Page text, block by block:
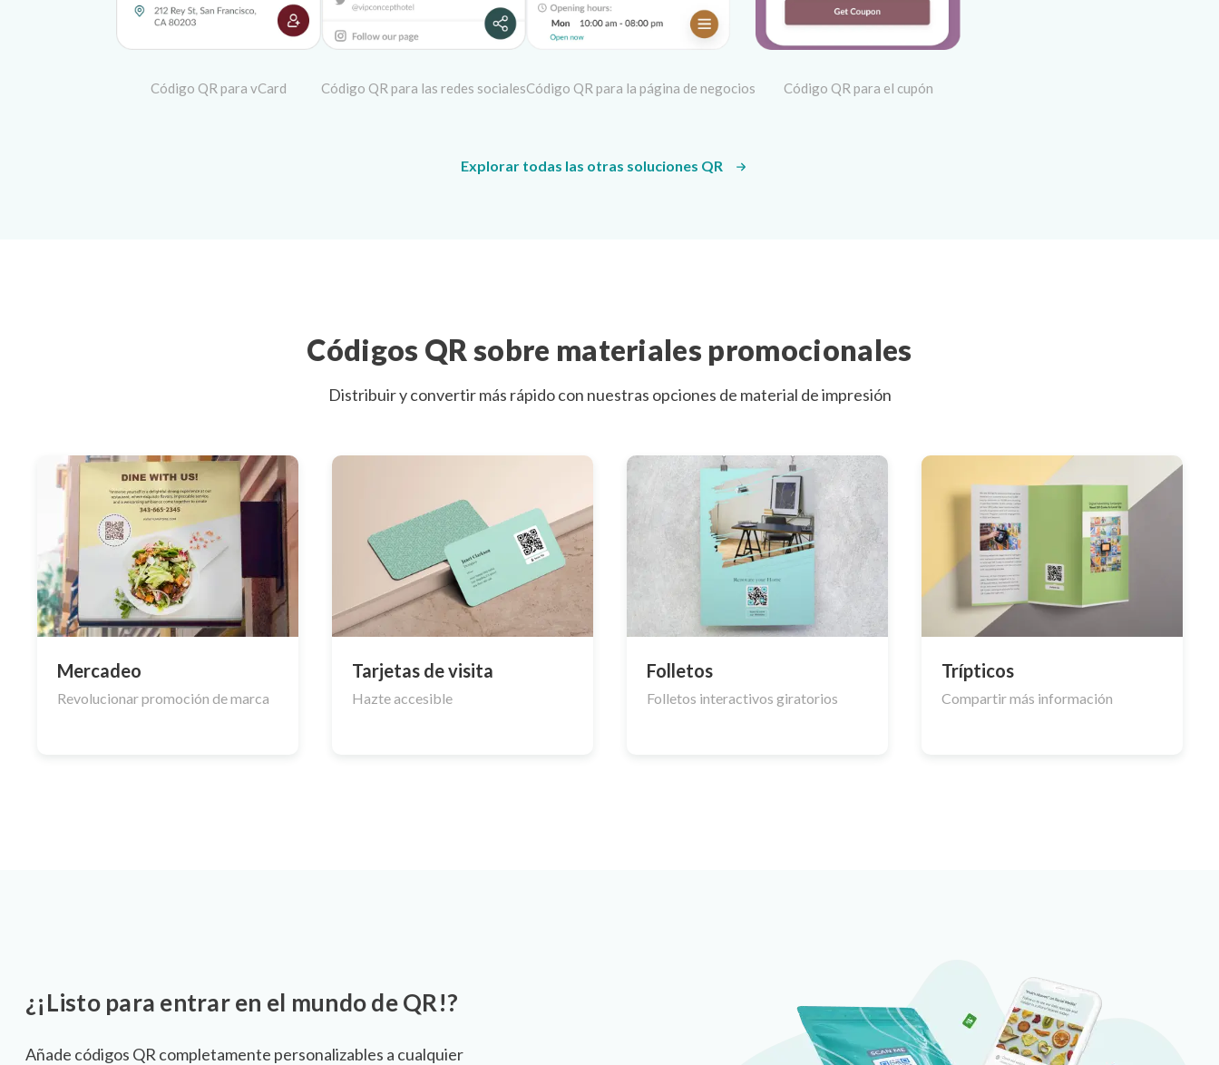
Código QR para vCard Código QR para las redes socialesCódigo QR para la página de negocios Código QR para el cupón
Explorar todas las otras soluciones QR
Códigos QR sobre materiales promocionales
Distribuir y convertir más rápido con nuestras opciones de material de impresión
Mercadeo
Revolucionar promoción de marca
Tarjetas de visita
Hazte accesible
Folletos
Folletos interactivos giratorios
Trípticos
Compartir más información
¿¡Listo para entrar en el mundo de QR!?
Añade códigos QR completamente personalizables a cualquier